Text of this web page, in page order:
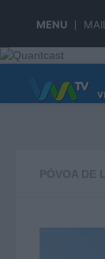
MENU MAIL
Skip to content